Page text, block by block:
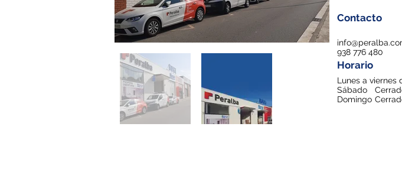
Contacto
938 776 480
Horario
Lunes a viernes
Sábado
Domingo